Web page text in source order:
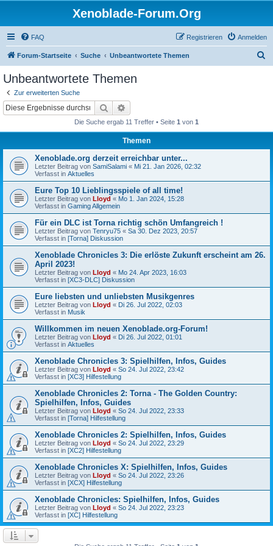
Xenoblade-Forum.Org
FAQ Anmelden
Registrieren
Forum-Startseite Suche Unbeantwortete Themen
Unbeantwortete Themen
Zur erweiterten Suche
Suche
Die Suche ergab 11 Treffer • Seite 1 von 1
Themen
Xenoblade.org derzeit erreichbar unter...
Letzter Beitrag von SamiSalami « Mi 21. Jan 2026, 02:32
Verfasst in Aktuelles
Eure Top 10 Lieblingsspiele of all time!
Letzter Beitrag von Lloyd « Mo 1. Jan 2024, 15:28
Verfasst in Gaming Allgemein
Für ein DLC ist Torna richtig schön Umfangreich !
Letzter Beitrag von Tenryu75 « Sa 30. Dez 2023, 20:57
Verfasst in [Torna] Diskussion
Xenoblade Chronicles 3: Die erlöste Zukunft erscheint am 26.
April 2023!
Letzter Beitrag von Lloyd « Mo 24. Apr 2023, 16:03
Verfasst in [XC3-DLC] Diskussion
Eure liebsten und unliebsten Musikgenres
Letzter Beitrag von Lloyd « Di 26. Jul 2022, 02:03
Verfasst in Musik
Willkommen im neuen Xenoblade.org-Forum!
Letzter Beitrag von Lloyd « Di 26. Jul 2022, 01:01
Verfasst in Aktuelles
Xenoblade Chronicles 3: Spielhilfen, Infos, Guides
Letzter Beitrag von Lloyd « So 24. Jul 2022, 23:42
Verfasst in [XC3] Hilfestellung
Xenoblade Chronicles 2: Torna - The Golden Country:
Spielhilfen, Infos, Guides
Letzter Beitrag von Lloyd « So 24. Jul 2022, 23:33
Verfasst in [Torna] Hilfestellung
Xenoblade Chronicles 2: Spielhilfen, Infos, Guides
Letzter Beitrag von Lloyd « So 24. Jul 2022, 23:29
Verfasst in [XC2] Hilfestellung
Xenoblade Chronicles X: Spielhilfen, Infos, Guides
Letzter Beitrag von Lloyd « So 24. Jul 2022, 23:26
Verfasst in [XCX] Hilfestellung
Xenoblade Chronicles: Spielhilfen, Infos, Guides
Letzter Beitrag von Lloyd « So 24. Jul 2022, 23:23
Verfasst in [XC] Hilfestellung